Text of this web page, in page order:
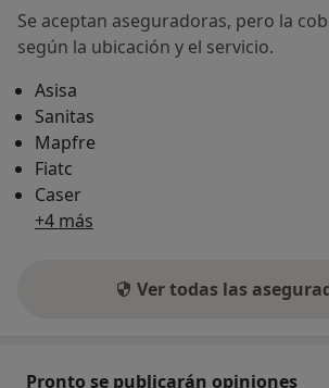
Se aceptan aseguradoras, pero la
según la ubicación y el servicio.
Asisa
Sanitas
Mapfre
Fiatc
Caser
+4 más
Ver todas las
Pronto se publicarán opiniones